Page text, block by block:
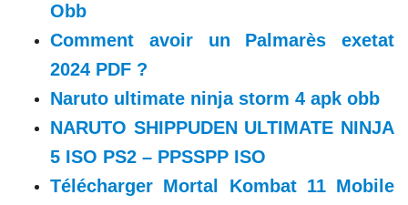
Obb
Comment avoir un Palmarès exetat
2024 PDF ?
Naruto ultimate ninja storm 4 apk obb
NARUTO SHIPPUDEN ULTIMATE NINJA
5 ISO PS2 – PPSSPP ISO
Télécharger Mortal Kombat 11 Mobile